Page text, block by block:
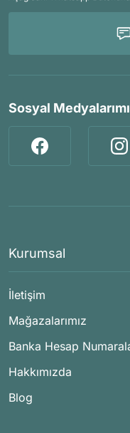
Sosyal
Kurumsal
İletişim
Mağazalarımız
Banka Hesap
Hakkımızda
Blog